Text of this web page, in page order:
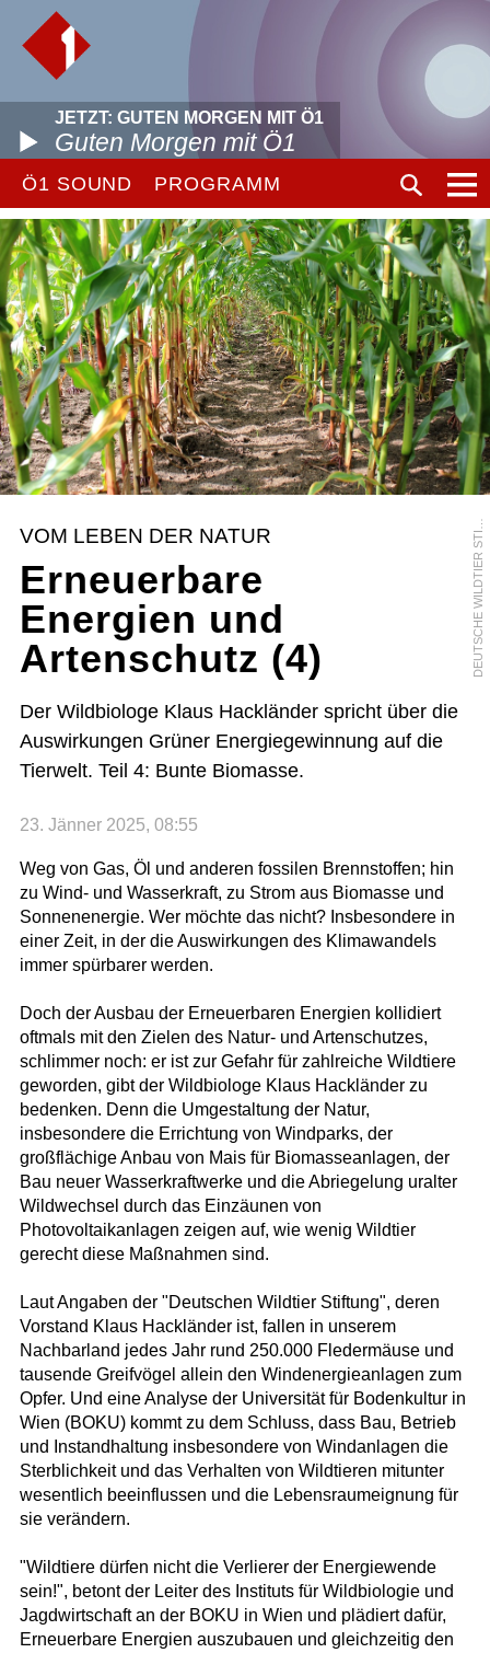
JETZT: GUTEN MORGEN MIT Ö1
Guten Morgen mit Ö1
Ö1 SOUND PROGRAMM
D
E
U
T
S
C
H
E
W
I
L
D
T
I
E
R
S
T
I
F
T
U
N
G
/
W
E
R
N
E
R
K
U
H
N
VOM LEBEN DER NATUR
Erneuerbare
Energien und
Artenschutz (4)
Der Wildbiologe Klaus Hackländer spricht über die
Auswirkungen Grüner Energiegewinnung auf die
Tierwelt. Teil 4: Bunte Biomasse.
23. Jänner 2025, 08:55
Weg von Gas, Öl und anderen fossilen Brennstoffen; hin
zu Wind- und Wasserkraft, zu Strom aus Biomasse und
Sonnenenergie. Wer möchte das nicht? Insbesondere in
einer Zeit, in der die Auswirkungen des Klimawandels
immer spürbarer werden.
Doch der Ausbau der Erneuerbaren Energien kollidiert
oftmals mit den Zielen des Natur- und Artenschutzes,
schlimmer noch: er ist zur Gefahr für zahlreiche Wildtiere
geworden, gibt der Wildbiologe Klaus Hackländer zu
bedenken. Denn die Umgestaltung der Natur,
insbesondere die Errichtung von Windparks, der
großflächige Anbau von Mais für Biomasseanlagen, der
Bau neuer Wasserkraftwerke und die Abriegelung uralter
Wildwechsel durch das Einzäunen von
Photovoltaikanlagen zeigen auf, wie wenig Wildtier
gerecht diese Maßnahmen sind.
Laut Angaben der "Deutschen Wildtier Stiftung", deren
Vorstand Klaus Hackländer ist, fallen in unserem
Nachbarland jedes Jahr rund 250.000 Fledermäuse und
tausende Greifvögel allein den Windenergieanlagen zum
Opfer. Und eine Analyse der Universität für Bodenkultur in
Wien (BOKU) kommt zu dem Schluss, dass Bau, Betrieb
und Instandhaltung insbesondere von Windanlagen die
Sterblichkeit und das Verhalten von Wildtieren mitunter
wesentlich beeinflussen und die Lebensraumeignung für
sie verändern.
"Wildtiere dürfen nicht die Verlierer der Energiewende
sein!", betont der Leiter des Instituts für Wildbiologie und
Jagdwirtschaft an der BOKU in Wien und plädiert dafür,
Erneuerbare Energien auszubauen und gleichzeitig den